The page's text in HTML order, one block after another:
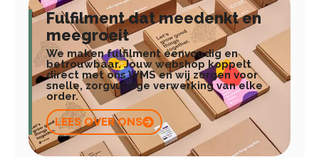
Fulfilment dat meedenkt en
meegroeit
We maken fulfilment eenvoudig en
betrouwbaar. Jouw webshop koppelt
direct met ons WMS en wij zorgen voor
snelle, zorgvuldige verwerking van elke
order.
LEES OVER ONS